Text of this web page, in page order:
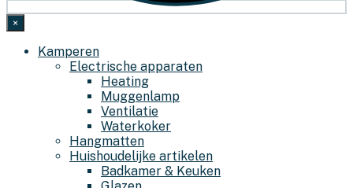
×
Kamperen
Electrische apparaten
Heating
Muggenlamp
Ventilatie
Waterkoker
Hangmatten
Huishoudelijke artikelen
Badkamer & Keuken